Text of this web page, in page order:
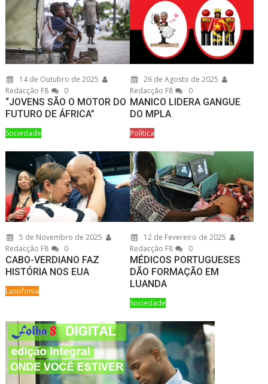
14 de Outubro de 2025
Redacção F8
0
“JOVENS SÃO O MOTOR DO
FUTURO DE ÁFRICA”
Sociedade
26 de Agosto de 2025
Redacção F8
0
MANICO LIDERA GANGUE
DO MPLA
Política
5 de Novembro de 2025
Redacção F8
0
CABO-VERDIANO FAZ
HISTÓRIA NOS EUA
Lusofonia
12 de Fevereiro de 2025
Redacção F8
0
MÉDICOS PORTUGUESES
DÃO FORMAÇÃO EM
LUANDA
Sociedade